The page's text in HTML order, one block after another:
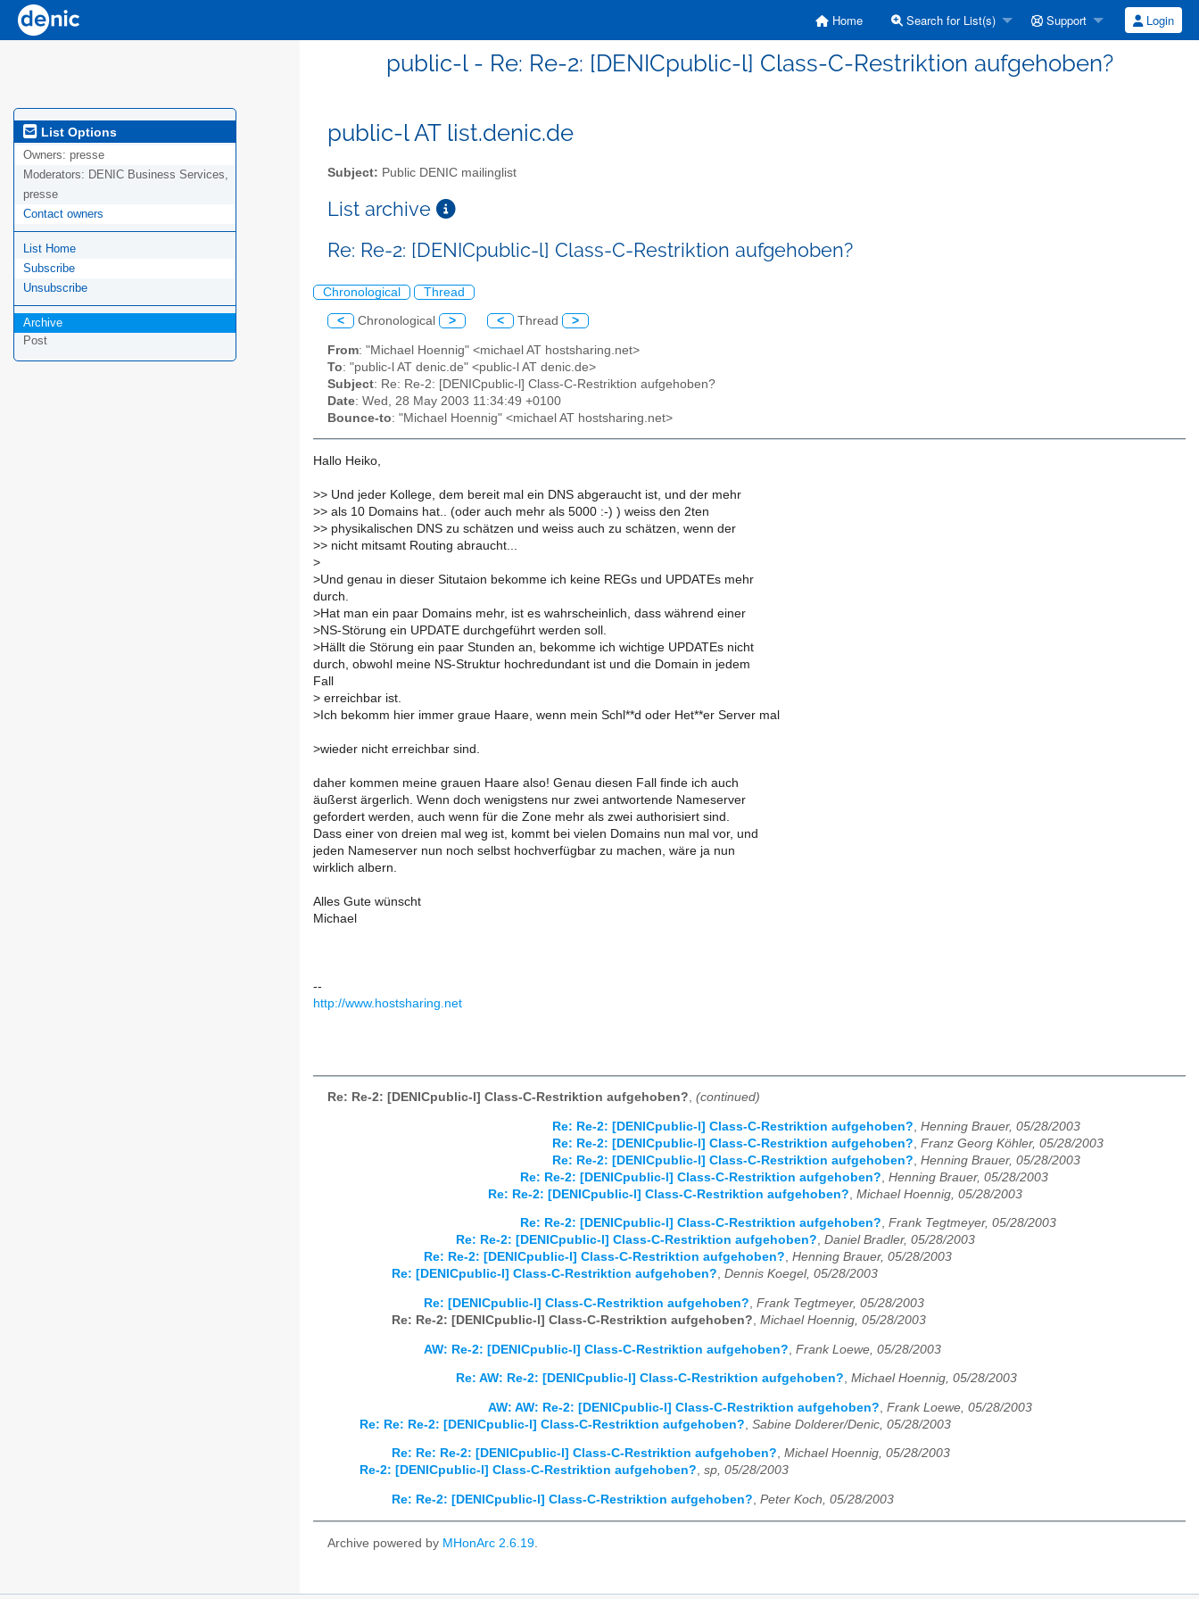
Home Search for List(s) Support Login
public-l - Re: Re-2: [DENICpublic-l] Class-C-Restriktion aufgehoben?
List Options
Owners: presse
Moderators: DENIC Business Services,
presse
Contact owners
List Home
Subscribe
Unsubscribe
Archive
Post
public-l AT list.denic.de
Subject: Public DENIC mailinglist
List archive
Re: Re-2: [DENICpublic-l] Class-C-Restriktion aufgehoben?
Chronological Thread
< Chronological > < Thread >
From: "Michael Hoennig" <michael AT hostsharing.net>
To: "public-l AT denic.de" <public-l AT denic.de>
Subject: Re: Re-2: [DENICpublic-l] Class-C-Restriktion aufgehoben?
Date: Wed, 28 May 2003 11:34:49 +0100
Bounce-to: "Michael Hoennig" <michael AT hostsharing.net>
Hallo Heiko,
>> Und jeder Kollege, dem bereit mal ein DNS abgeraucht ist, und der mehr
>> als 10 Domains hat.. (oder auch mehr als 5000 :-) ) weiss den 2ten
>> physikalischen DNS zu schätzen und weiss auch zu schätzen, wenn der
>> nicht mitsamt Routing abraucht...
>
>Und genau in dieser Situtaion bekomme ich keine REGs und UPDATEs mehr
durch.
>Hat man ein paar Domains mehr, ist es wahrscheinlich, dass während einer
>NS-Störung ein UPDATE durchgeführt werden soll.
>Hällt die Störung ein paar Stunden an, bekomme ich wichtige UPDATEs nicht
durch, obwohl meine NS-Struktur hochredundant ist und die Domain in jedem
Fall
> erreichbar ist.
> Ich bekomm hier immer graue Haare, wenn mein Schl**d oder Het**er Server mal
>wieder nicht erreichbar sind.
daher kommen meine grauen Haare also! Genau diesen Fall finde ich auch
äußerst ärgerlich. Wenn doch wenigstens nur zwei antwortende Nameserver
gefordert werden, auch wenn für die Zone mehr als zwei authorisiert sind.
Dass einer von dreien mal weg ist, kommt bei vielen Domains nun mal vor, und
jeden Nameserver nun noch selbst hochverfügbar zu machen, wäre ja nun
wirklich albern.
Alles Gute wünscht
Michael
--
http://www.hostsharing.net
Re: Re-2: [DENICpublic-l] Class-C-Restriktion aufgehoben?, (continued)
Re: Re-2: [DENICpublic-l] Class-C-Restriktion aufgehoben? Henning Brauer, 05/28/2003
Re: Re-2: [DENICpublic-l] Class-C-Restriktion aufgehoben? Franz Georg Köhler, 05/28/2003
Re: Re-2: [DENICpublic-l] Class-C-Restriktion aufgehoben? Henning Brauer, 05/28/2003
Re: Re-2: [DENICpublic-l] Class-C-Restriktion aufgehoben? Henning Brauer, 05/28/2003
Re: Re-2: [DENICpublic-l] Class-C-Restriktion aufgehoben? Michael Hoennig, 05/28/2003
Re: Re-2: [DENICpublic-l] Class-C-Restriktion aufgehoben?, Frank Tegtmeyer, 05/28/2003
Re: Re-2: [DENICpublic-l] Class-C-Restriktion aufgehoben?, Daniel Bradler, 05/28/2003
Re: Re-2: [DENICpublic-l] Class-C-Restriktion aufgehoben?, Henning Brauer, 05/28/2003
Re: [DENICpublic-l] Class-C-Restriktion aufgehoben?, Dennis Koegel, 05/28/2003
Re: [DENICpublic-l] Class-C-Restriktion aufgehoben?, Frank Tegtmeyer, 05/28/2003
Re: Re-2: [DENICpublic-l] Class-C-Restriktion aufgehoben?, Michael Hoennig, 05/28/2003
AW: Re-2: [DENICpublic-l] Class-C-Restriktion aufgehoben? Frank Loewe, 05/28/2003
Re: AW: Re-2: [DENICpublic-l] Class-C-Restriktion aufgehoben?, Michael Hoennig, 05/28/2003
AW: AW: Re-2: [DENICpublic-l] Class-C-Restriktion aufgehoben? Frank Loewe, 05/28/2003
Re: Re: Re-2: [DENICpublic-l] Class-C-Restriktion aufgehoben? Sabine Dolderer/Denic, 05/28/2003
Re: Re: Re-2: [DENICpublic-l] Class-C-Restriktion aufgehoben?, Michael Hoennig, 05/28/2003
Re-2: [DENICpublic-l] Class-C-Restriktion aufgehoben?, sp, 05/28/2003
Re: Re-2: [DENICpublic-l] Class-C-Restriktion aufgehoben?, Peter Koch, 05/28/2003
Archive powered by MHonArc 2.6.19.